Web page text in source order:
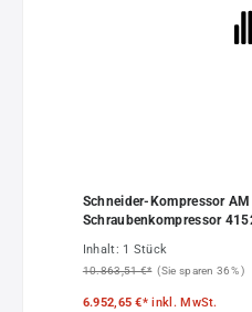
Schneider-Kompressor
Schraubenkompressor
Inhalt: 1 Stück
10.863,51 €* (Sie sparen 36% )
6.952,65 €*inkl. MwSt.